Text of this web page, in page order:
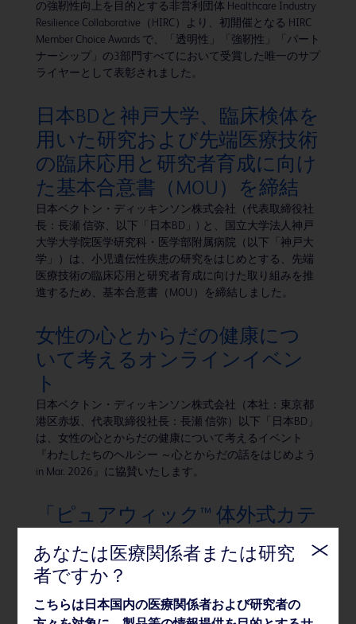
の強靭性向上を目的とする非営利団体 Healthcare Industry
Resilience Collaborative（HIRC）より、初開催となる HIRC
Member Choice Awards で、「透明性」「強靭性」「パート
ナーシップ」の3部門すべてにおいて受賞した唯一のサプ
ライヤーとして表彰されました。
日本BDと神戸大学、臨床検体を
用いた研究および先端医療技術
の臨床応用と研究者育成に向け
た基本合意書（MOU）を締結
日本ベクトン・ディッキンソン株式会社（代表取締役社
長：長瀬 信弥、以下「日本BD」) と、国立大学法人神戸
大学大学院医学研究科・医学部附属病院（以下「神戸大
学」）は、小児遺伝性疾患の研究をはじめとする、先端
医療技術の臨床応用と研究者育成に向けた取り組みを推
進するため、基本合意書（MOU）を締結しました。
女性の心とからだの健康につ
いて考えるオンラインイベン
ト
日本ベクトン・ディッキンソン株式会社（本社：東京都
港区赤坂、代表取締役社長：長瀬 信弥）以下「日本BD」
は、女性の心とからだの健康について考えるイベント
『わたしたちのヘルシー ～心とからだの話をはじめよう
in Mar. 2026』に協賛いたします。
「ピュアウィック™ 体外式カテ
ーテル」女性用、男性用製品を
新発売
BDのグループ会社である株式会社メディコン（本社：大
阪府大阪市、代表取締役社長：長瀬信弥）は、2026年2
月16日、体内に留置しない非侵襲的な排尿ケアシステム
あなたは医療関係者または研究
者ですか？
こちらは日本国内の医療関係者および研究者の